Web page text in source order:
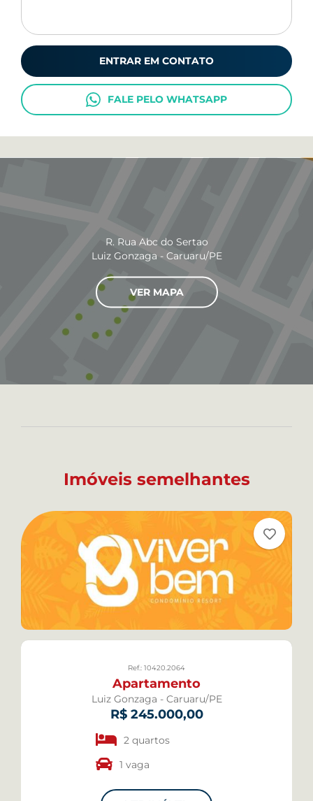
ENTRAR EM CONTATO
FALE PELO WHATSAPP
R. Rua Abc do Sertao
Luiz Gonzaga - Caruaru/PE
VER MAPA
Imóveis semelhantes
Ref.: 10420.2064
Apartamento
Luiz Gonzaga - Caruaru/PE
R$ 245.000,00
2 quartos
1 vaga